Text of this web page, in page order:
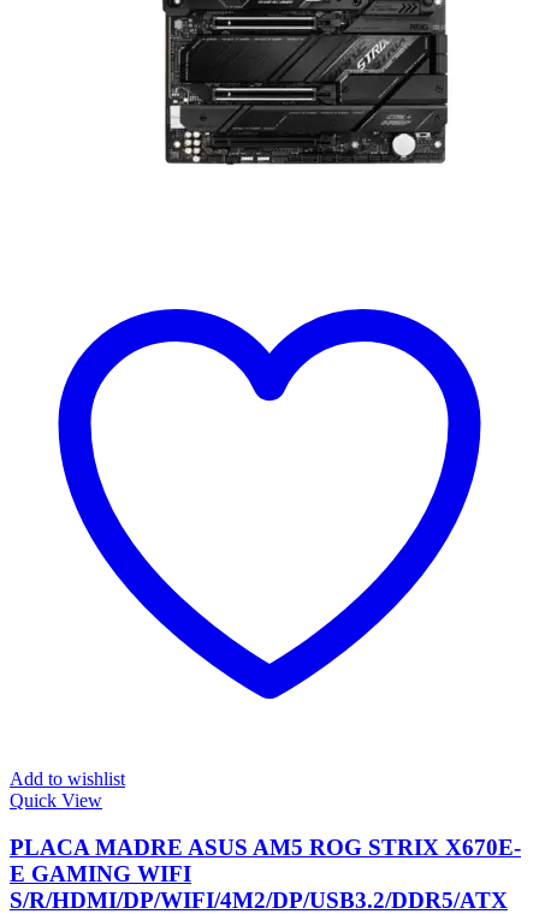
Add to wishlist
Quick View
PLACA MADRE ASUS AM5 ROG STRIX X670E-
E GAMING WIFI
S/R/HDMI/DP/WIFI/4M2/DP/USB3.2/DDR5/ATX